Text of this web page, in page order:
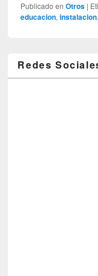
Publicado en Otros |
educacion,instalacion,
Redes